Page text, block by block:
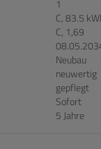
1
C, 83.5
C, 1,69
Neubau
neuwertig
gepflegt
Sofort
5 Jahre